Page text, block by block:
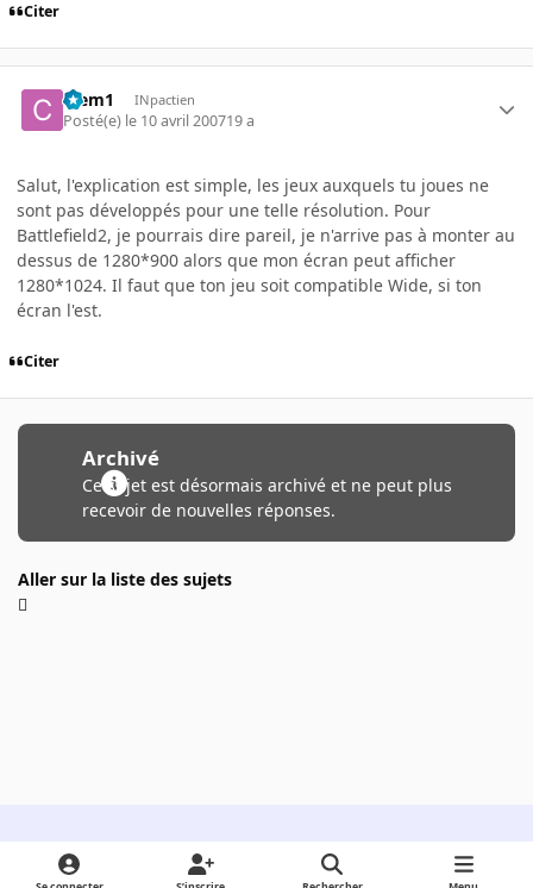
Citer
Clem1 INpactien
Posté(e) le 10 avril 200719 a
Salut, l'explication est simple, les jeux auxquels tu joues ne
sont pas développés pour une telle résolution. Pour
Battlefield2, je pourrais dire pareil, je n'arrive pas à monter au
dessus de 1280*900 alors que mon écran peut afficher
1280*1024. Il faut que ton jeu soit compatible Wide, si ton
écran l'est.
Citer
Archivé
Ce sujet est désormais archivé et ne peut plus
recevoir de nouvelles réponses.
Aller sur la liste des sujets
Light ModeDark ModeSystem Preference